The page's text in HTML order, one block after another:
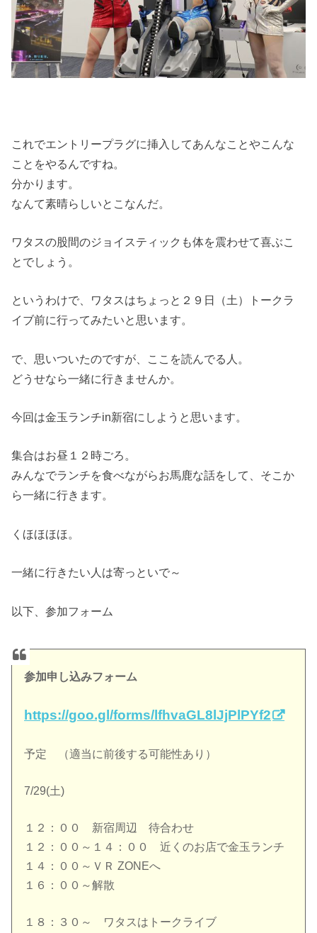
これでエントリープラグに挿入してあんなことやこんな
ことをやるんですね。
分かります。
なんて素晴らしいとこなんだ。
ワタスの股間のジョイスティックも体を震わせて喜ぶこ
とでしょう。
というわけで、ワタスはちょっと２９日（土）トークラ
イブ前に行ってみたいと思います。
で、思いついたのですが、ここを読んでる人。
どうせなら一緒に行きませんか。
今回は金玉ランチin新宿にしようと思います。
集合はお昼１２時ごろ。
みんなでランチを食べながらお馬鹿な話をして、そこか
ら一緒に行きます。
くほほほほ。
一緒に行きたい人は寄っといで～
以下、参加フォーム
参加申し込みフォーム
https://goo.gl/forms/lfhvaGL8lJjPlPYf2
予定 （適当に前後する可能性あり）
7/29(土)
１２：００ 新宿周辺 待合わせ
１２：００～１４：００ 近くのお店で金玉ランチ
１４：００～ＶＲ ZONEへ
１６：００～解散
１８：３０～ ワタスはトークライブ